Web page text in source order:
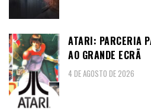
ATARI: PARCERIA
AO GRANDE ECRÃ
4 DE AGOSTO DE 2026